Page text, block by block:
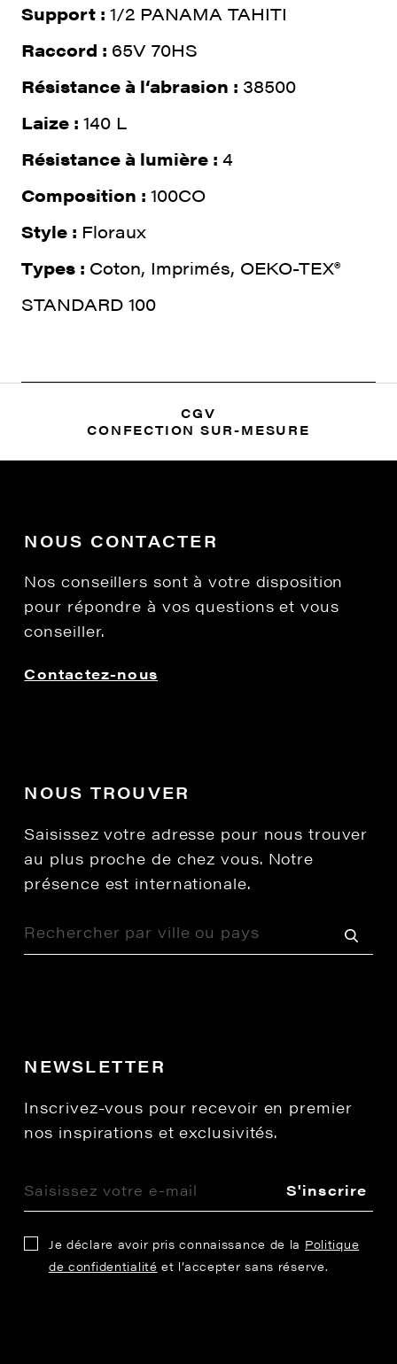
Support : 1/2 PANAMA TAHITI
Raccord : 65V 70HS
Résistance à l‘abrasion : 38500
Laize : 140 L
Résistance à lumière : 4
Composition : 100CO
Style : Floraux
Types : Coton, Imprimés, OEKO-TEX®
STANDARD 100
CGV
CONFECTION SUR-MESURE
NOUS CONTACTER
Nos conseillers sont à votre disposition
pour répondre à vos questions et vous
conseiller.
Contactez-nous
NOUS TROUVER
Saisissez votre adresse pour nous trouver
au plus proche de chez vous. Notre
présence est internationale.
NEWSLETTER
Inscrivez-vous pour recevoir en premier
nos inspirations et exclusivités.
S'inscrire
Je déclare avoir pris connaissance de la Politique
de confidentialité et l’accepter sans réserve.